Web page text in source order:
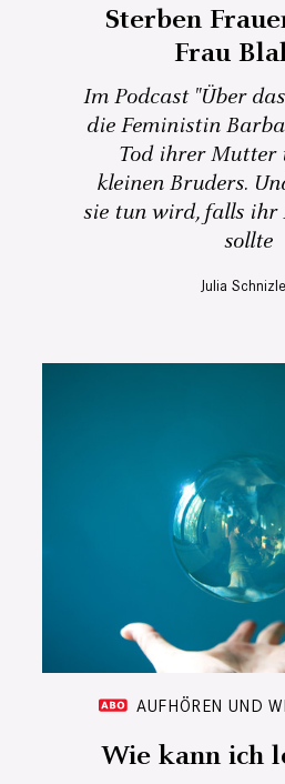
Sterben
Frau
Im Podcast "Über
die Feministin
Tod ihrer Mutter
kleinen Bruders.
sie tun wird, falls ihr
sollte
Julia
AUFHÖREN UND
Wie kann ich